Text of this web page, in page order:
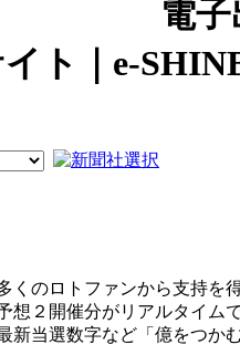
電
ト｜e-
くのロトファンから支持を
想２開催分がリアルタイム
新当選数字など「億をつか